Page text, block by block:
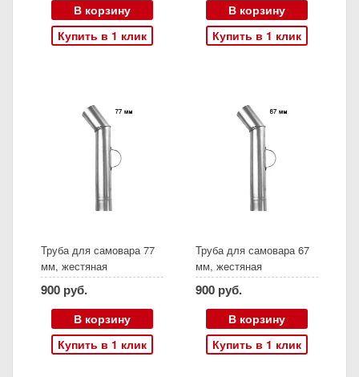
В корзину
Купить в 1 клик
В корзину
Купить в 1 клик
Труба для самовара 77
мм, жестяная
900 руб.
В корзину
Купить в 1 клик
Труба для самовара 67
мм, жестяная
900 руб.
В корзину
Купить в 1 клик